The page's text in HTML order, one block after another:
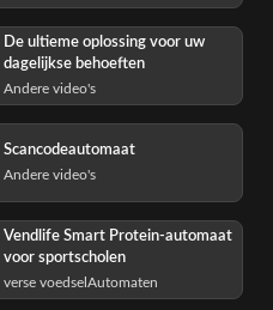
OEM Customi
De ultieme oplossing voor uw
dagelijkse behoeften
Andere video's
Scancodeautomaat
Andere video's
Vendlife Smart Protein-automaat
voor sportscholen
verse voedselAutomaten